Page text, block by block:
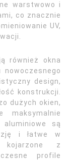
warstwowo i
co znacznie
UV,
również okna
design,
konstrukcji.
dużych okien,
aluminiowe są
i łatwe w
kojarzone z
profile